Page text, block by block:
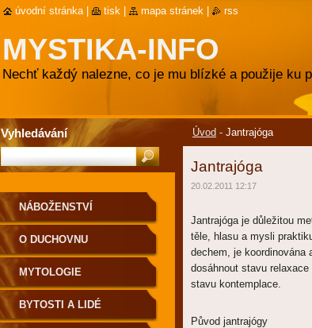
MYSTIKA-INFO
Nechť každý nalezne, co je mu blízké a použije ku
Úvod - Jantrajóga
Jantrajóga
20.02.2011 12:17
Jantrajóga je důležitou
těle, hlasu a mysli
dechem, je koordinována
dosáhnout stavu
stavu kontemplace.
Původ jantrajógy
NÁBOŽENSTVÍ
O DUCHOVNU
MYTOLOGIE
BYTOSTI A LIDÉ
Vyhledávání
úvodní stránka tisk mapa stránek rss